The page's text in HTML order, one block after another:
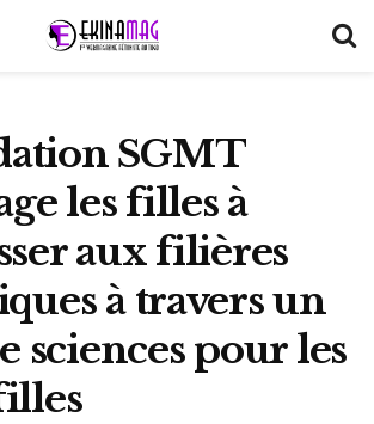
SGMT
les filles à
aux filières
à travers un
sciences pour les